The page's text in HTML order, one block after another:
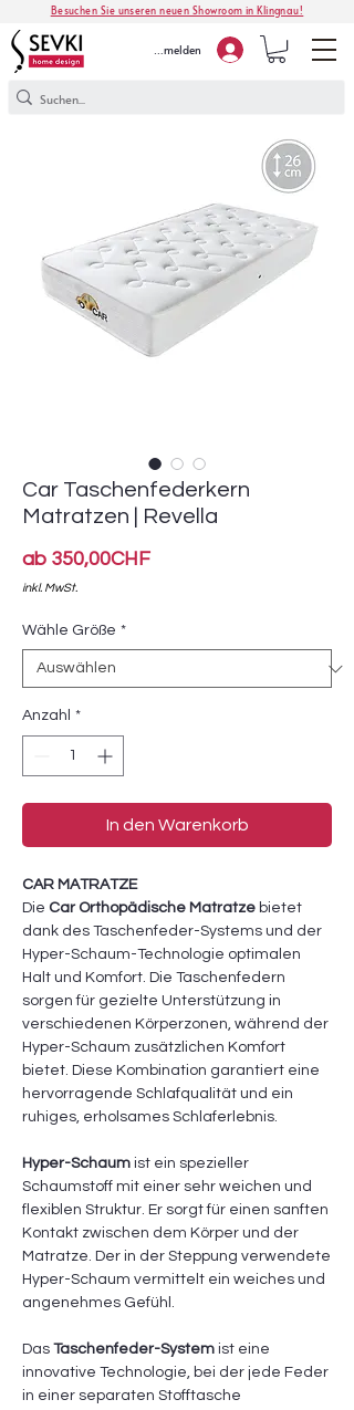
Besuchen Sie unseren neuen Showroom in Klingnau!
Anmelden
Car Taschenfederkern
Matratzen | Revella
ab 350,00CHFSale-
inkl. MwSt.
Wähle Größe *
Anzahl *
In den Warenkorb
CAR MATRATZE
Die Car Orthopädische Matratze bietet
dank des Taschenfeder-Systems und der
Hyper-Schaum-Technologie optimalen
Halt und Komfort. Die Taschenfedern
sorgen für gezielte Unterstützung in
verschiedenen Körperzonen, während der
Hyper-Schaum zusätzlichen Komfort
bietet. Diese Kombination garantiert eine
hervorragende Schlafqualität und ein
ruhiges, erholsames Schlaferlebnis.
Hyper-Schaum ist ein spezieller
Schaumstoff mit einer sehr weichen und
flexiblen Struktur. Er sorgt für einen sanften
Kontakt zwischen dem Körper und der
Matratze. Der in der Steppung verwendete
Hyper-Schaum vermittelt ein weiches und
angenehmes Gefühl.
Das Taschenfeder-System ist eine
innovative Technologie, bei der jede Feder
in einer separaten Stofftasche